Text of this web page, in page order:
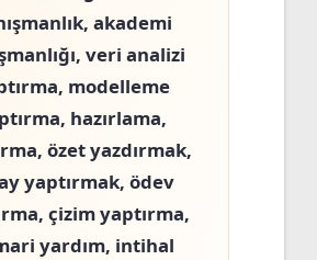
akademi
veri analizi
modelleme
hazırlama,
özet yazdırmak,
yaptırmak, ödev
çizim yaptırma,
yardım, intihal